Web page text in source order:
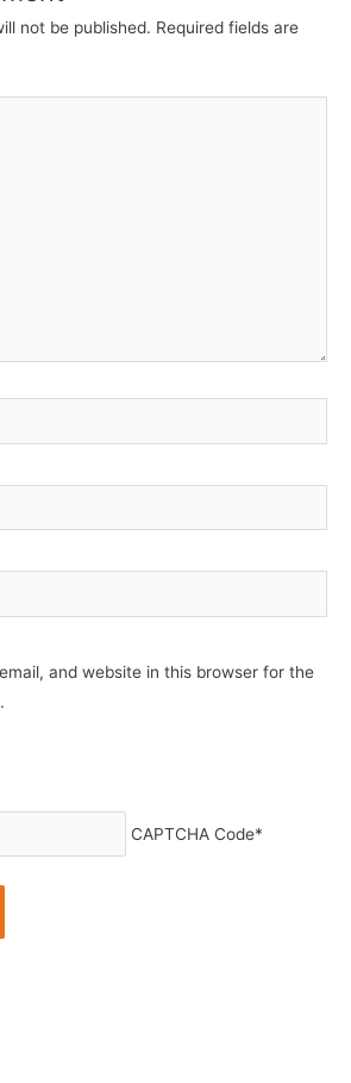
not be published. Required fields are
and website in this browser for the
CAPTCHA Code*